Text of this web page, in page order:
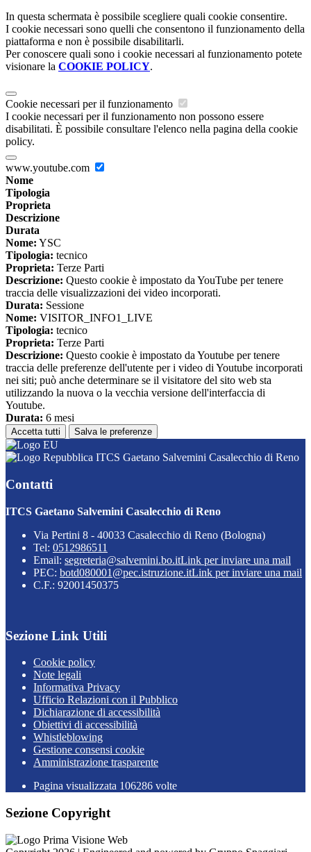
In questa schermata è possibile scegliere quali cookie consentire.
I cookie necessari sono quelli che consentono il funzionamento della
piattaforma e non è possibile disabilitarli.
Per conoscere quali sono i cookie necessari al funzionamento potete
visionare la COOKIE POLICY.
Cookie necessari per il funzionamento
I cookie necessari per il funzionamento non possono essere
disabilitati. È possibile consultare l'elenco nella pagina della cookie
policy.
www.youtube.com
Nome
Tipologia
Proprieta
Descrizione
Durata
Nome: YSC
Tipologia: tecnico
Proprieta: Terze Parti
Descrizione: Questo cookie è impostato da YouTube per tenere
traccia delle visualizzazioni dei video incorporati.
Durata: Sessione
Nome: VISITOR_INFO1_LIVE
Tipologia: tecnico
Proprieta: Terze Parti
Descrizione: Questo cookie è impostato da Youtube per tenere
traccia delle preferenze dell'utente per i video di Youtube incorporati
nei siti; può anche determinare se il visitatore del sito web sta
utilizzando la nuova o la vecchia versione dell'interfaccia di
Youtube.
Durata: 6 mesi
Accetta tutti Salva le preferenze
ITCS Gaetano Salvemini Casalecchio di Reno
Contatti
ITCS Gaetano Salvemini Casalecchio di Reno
Via Pertini 8 - 40033 Casalecchio di Reno (Bologna)
Tel: 0512986511
Email: segreteria@salvemini.bo.itLink per inviare una mail
PEC: botd080001@pec.istruzione.itLink per inviare una mail
C.F.: 92001450375
Sezione Link Utili
Cookie policy
Note legali
Informativa Privacy
Ufficio Relazioni con il Pubblico
Dichiarazione di accessibilità
Obiettivi di accessibilità
Whistleblowing
Gestione consensi cookie
Amministrazione trasparente
Pagina visualizzata 106286 volte
Sezione Copyright